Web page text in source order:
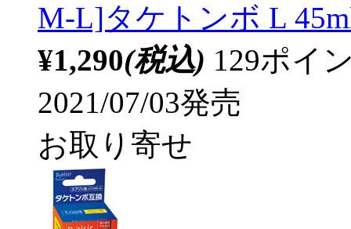
M-L]タケトンボ L
¥1,290(税込) 129ポイ
2021/07/03発売
お取り寄せ